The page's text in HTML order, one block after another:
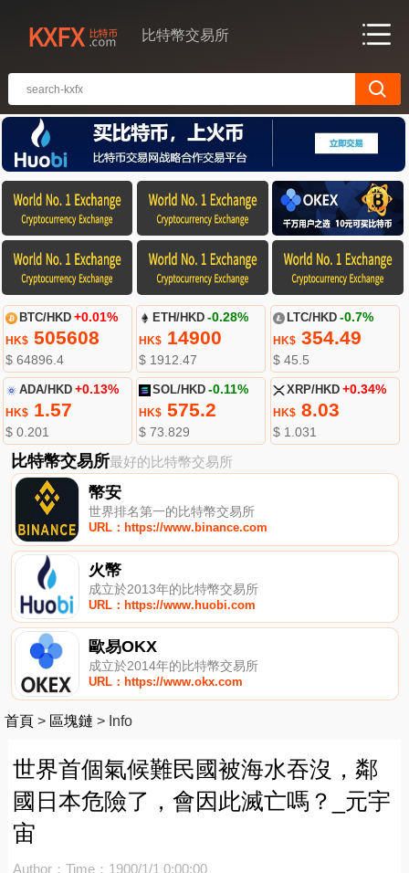
比特幣交易所
BTC/HKD +0.01%
HK$505608
$ 64896.4
ETH/HKD -0.28%
HK$ 14900
$ 1912.47
LTC/HKD -0.7%
HK$354.49
$ 45.5
ADA/HKD +0.13%
HK$1.57
$ 0.201
SOL/HKD -0.11%
HK$ 575.2
$ 73.829
XRP/HKD +0.34%
HK$8.03
$ 1.031
比特幣交易所最好的比特幣交易所
幣安
世界排名第一的比特幣交易所
URL：https://www.binance.com
火幣
成立於2013年的比特幣交易所
URL：https://www.huobi.com
歐易OKX
成立於2014年的比特幣交易所
URL：https://www.okx.com
首頁 > 區塊鏈 > Info
世界首個氣候難民國被海水吞沒，鄰
國日本危險了，會因此滅亡嗎？_元宇
宙
Author： Time：1900/1/1 0:00:00